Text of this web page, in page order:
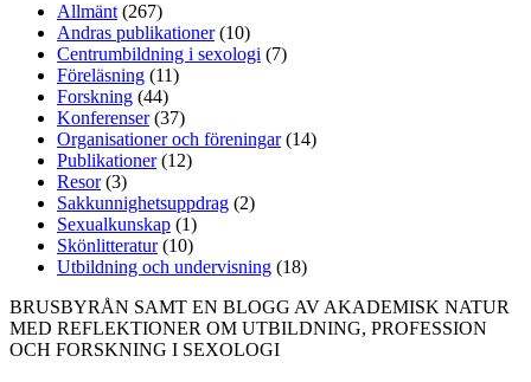
Allmänt (267)
Andras publikationer(10)
Centrumbildning i sexologi (7)
Föreläsning (11)
Forskning (44)
Konferenser(37)
Organisationer och föreningar(14)
Publikationer(12)
Resor(3)
Sakkunnighetsuppdrag (2)
Sexualkunskap (1)
Skönlitteratur(10)
Utbildning och undervisning (18)
BRUSBYRÅN SAMT EN BLOGG AV AKADEMISK NATUR
MED REFLEKTIONER OM UTBILDNING, PROFESSION
OCH FORSKNING I SEXOLOGI